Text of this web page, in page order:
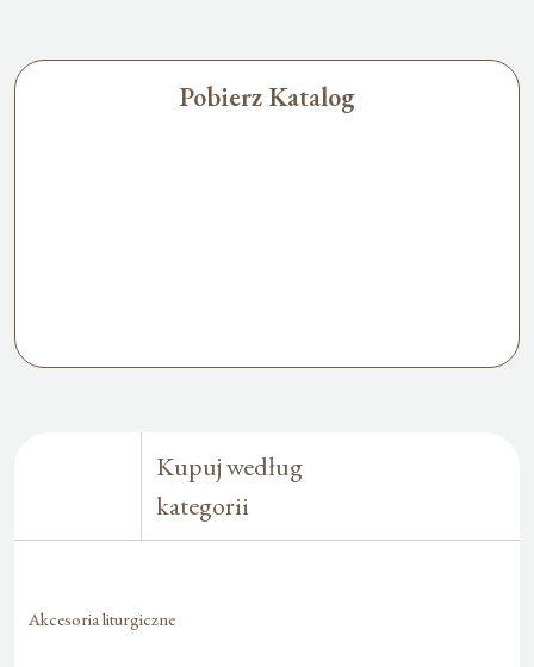
Pobierz Katalog
Kupuj według
kategorii
Akcesoria liturgiczne